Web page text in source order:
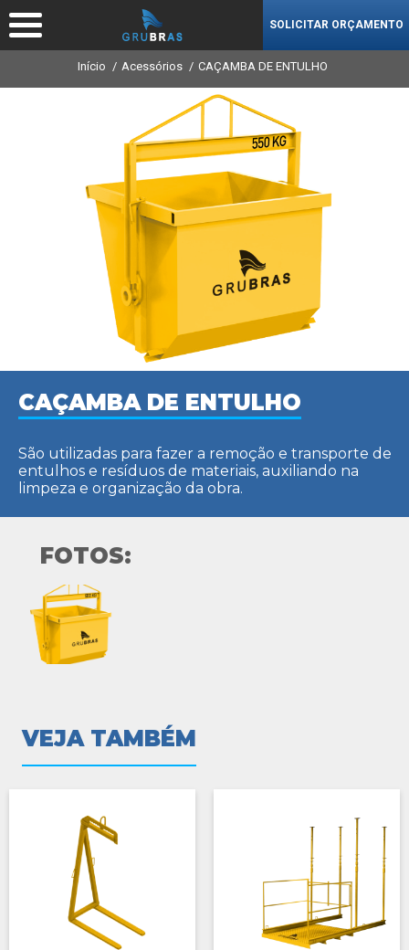
SOLICITAR ORÇAMENTO
Início Acessórios CAÇAMBA DE ENTULHO
CAÇAMBA DE ENTULHO
São utilizadas para fazer a remoção e transporte de
entulhos e resíduos de materiais, auxiliando na
limpeza e organização da obra.
FOTOS:
VEJA TAMBÉM